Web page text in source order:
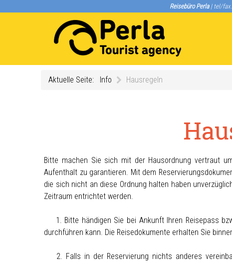
Reisebüro Perla| tel/fax.
Aktuelle Seite: Info Hausregeln
Bitte machen Sie sich mit der Hausordnung vertraut
Aufenthalt zu garantieren. Mit dem
die sich nicht an diese Ordnung halten haben
Zeitraum entrichtet werden.
1. Bitte händigen Sie bei Ankunft Ihren Reisepass
durchführen kann. Die Reisedokumente erhalten Sie
2. Falls in der Reservierung nichts anderes